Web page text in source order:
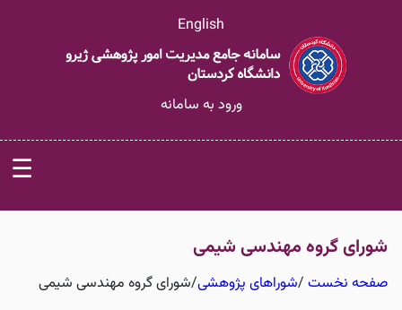
English
ورود به سامانه
☰
شورای گروه مهندسی شیمی
صفحه نخست /شوراهای پژوهشی/شورای گروه مهندسی شیمی